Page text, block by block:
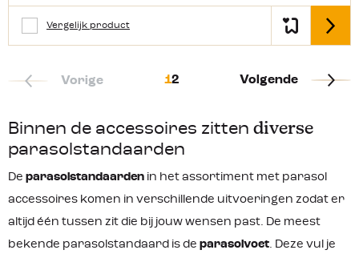
parasolbuizen met de volgende
diameters: 25, 28, 42, 50 en 55 mm.
Vergelijk product
Vorige 12 Volgende
Binnen de accessoires zitten diverse
parasolstandaarden
De parasolstandaarden in het assortiment met parasol
accessoires komen in verschillende uitvoeringen zodat er
altijd één tussen zit die bij jouw wensen past. De meest
bekende parasolstandaard is de parasolvoet. Deze vul je